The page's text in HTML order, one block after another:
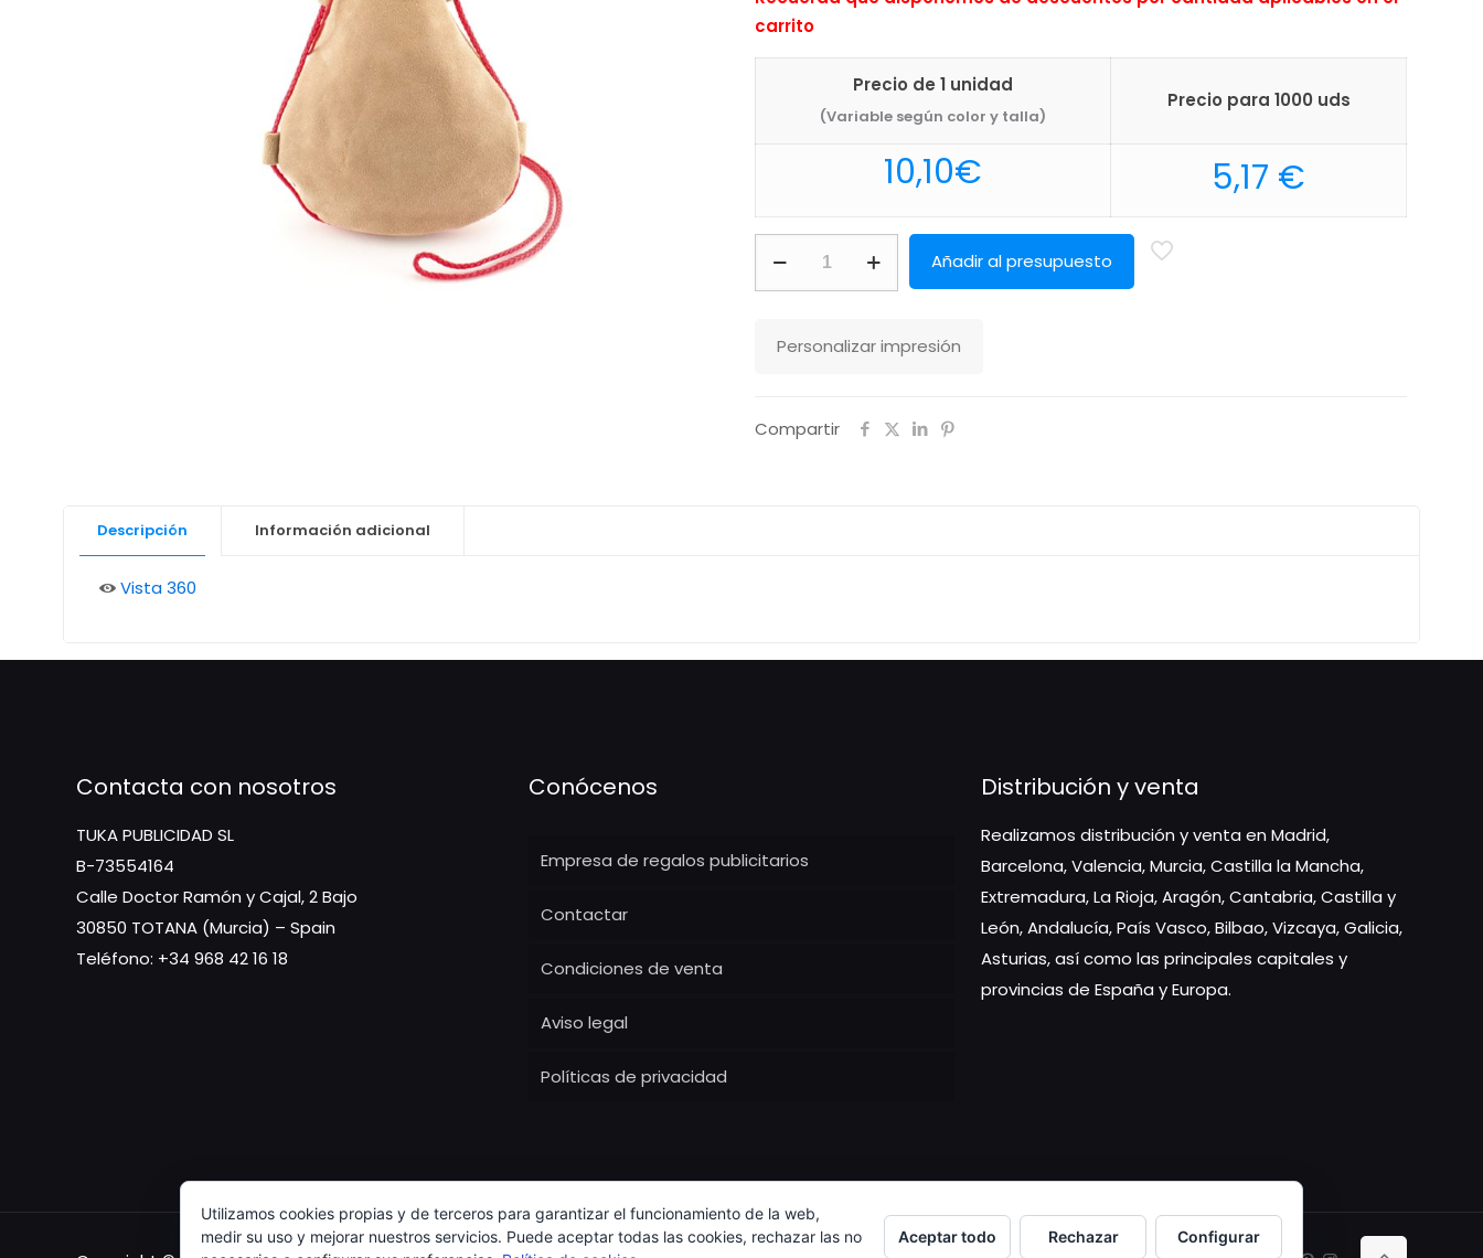
carrito
Precio de 1 unidad
(Variable según color y talla)
Precio para 1000 uds
10,10€ 5,17 €
Makito
Añadir al presupuesto
Personalizar impresión
Compartir
Descripción Información adicional
Vista 360
Contacta con nosotros
TUKA PUBLICIDAD SL
B-73554164
Calle Doctor Ramón y Cajal, 2 Bajo
30850 TOTANA (Murcia) – Spain
Teléfono: +34 968 42 16 18
Conócenos
Empresa de regalos publicitarios
Contactar
Condiciones de venta
Aviso legal
Políticas de privacidad
Distribución y venta
Realizamos distribución y venta en Madrid,
Barcelona, Valencia, Murcia, Castilla la Mancha,
Extremadura, La Rioja, Aragón, Cantabria, Castilla y
León, Andalucía, País Vasco, Bilbao, Vizcaya, Galicia,
Asturias, así como las principales capitales y
provincias de España y Europa.
Utilizamos cookies propias y de terceros para garantizar el funcionamiento de la web,
medir su uso y mejorar nuestros servicios. Puede aceptar todas las cookies, rechazar las no
Aceptar todo Rechazar Configurar